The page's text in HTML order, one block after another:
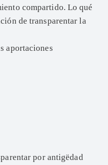
compartido. Lo qué
de transparentar la
aportaciones
por antigëdad